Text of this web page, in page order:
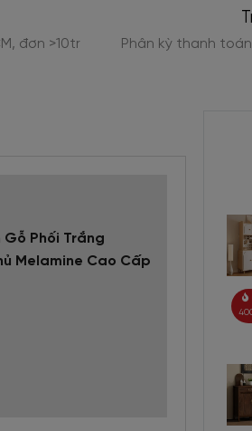
đơn >10tr Phân kỳ thanh
Gỗ Phối Trắng
Melamine Cao Cấp